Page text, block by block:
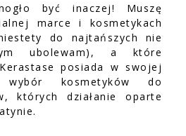
być inaczej! Muszę
marce i kosmetykach
do najtańszych nie
ubolewam), a które
posiada w swojej
kosmetyków do
których działanie oparte